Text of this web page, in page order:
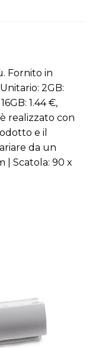
Fornito in
2GB:
1.44 €,
realizzato con
e il
da un
| Scatola: 90 x